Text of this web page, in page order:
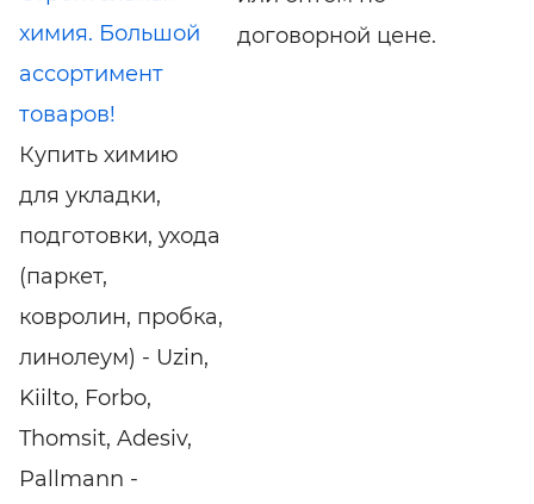
химия. Большой
ассортимент
товаров!
Купить химию
для укладки,
подготовки, ухода
(паркет,
ковролин, пробка,
линолеум) - Uzin,
Kiilto, Forbo,
Thomsit, Adesiv,
Pallmann -
договорной цене.